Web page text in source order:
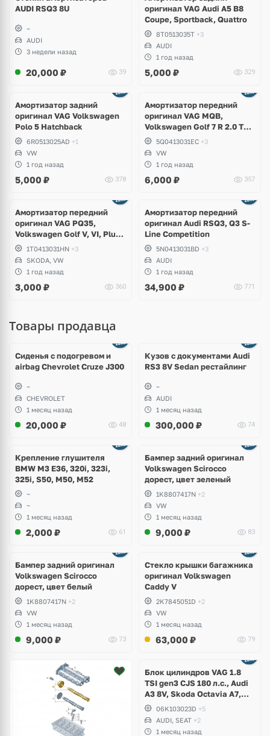
AUDI RSQ3 8U
~
AUDI
3 недели назад
20,000 ₽ 39
оригинал VAG Audi A5 B8
Coupe, Sportback, Quattro
8T0513035T +3
AUDI
1 год назад
5,000 ₽ 329
Амортизатор задний
оригинал VAG Volkswagen
Polo 5 Hatchback
6R0513025AD +1
VW
1 год назад
5,000 ₽ 378
Амортизатор передний
оригинал VAG MQB,
Volkswagen Golf 7 R 2.0 TSI
4Motion
5Q0413031EC +3
VW
1 год назад
6,000 ₽ 357
Амортизатор передний
оригинал VAG PQ35,
Volkswagen Golf V, VI, Plus,
Jetta, Scirocco, Skoda
Octavia A5
1T0413031HN +3
SKODA, VW
1 год назад
3,000 ₽ 360
Амортизатор передний
оригинал Audi RSQ3, Q3 S-
Line Competition
5N0413031BD +3
AUDI
1 год назад
34,900 ₽ 771
Товары продавца
Сиденья с подогревом и
airbag Chevrolet Cruze J300
~
CHEVROLET
1 месяц назад
20,000 ₽ 48
Кузов с документами Audi
RS3 8V Sedan рестайлинг
~
AUDI
1 месяц назад
300,000 ₽ 74
Крепление глушителя
BMW M3 E36, 320i, 323i,
325i, S50, M50, M52
~
~
1 месяц назад
2,000 ₽ 61
Бампер задний оригинал
Volkswagen Scirocco
дорест, цвет зеленый
1K8807417N +2
VW
1 месяц назад
9,000 ₽ 83
Бампер задний оригинал
Volkswagen Scirocco
дорест, цвет белый
1K8807417N +2
VW
1 месяц назад
9,000 ₽ 73
Стекло крышки багажника
оригинал Volkswagen
Caddy V
2K7845051D +2
VW
1 месяц назад
63,000 ₽ 79
2 фото
Блок цилиндров VAG 1.8
TSI gen3 CJS 180 л.с., Audi
A3 8V, Skoda Octavia A7,
Superb, Volkswagen Passat
B8, Golf VII Alltrack, Seat
Leon
06K103023D +5
AUDI, SEAT +2
1 месяц назад